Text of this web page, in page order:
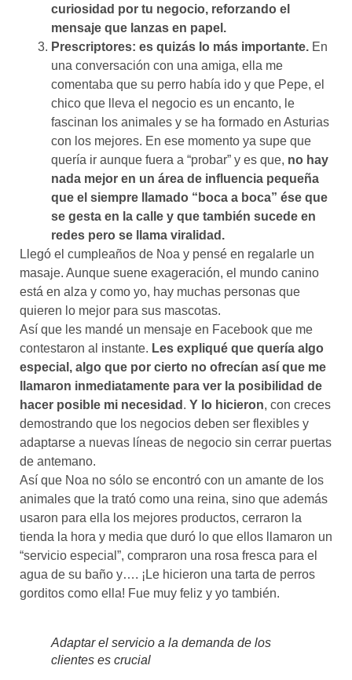
curiosidad por tu negocio, reforzando el
mensaje que lanzas en papel.
Prescriptores: es quizás lo más importante. En
una conversación con una amiga, ella me
comentaba que su perro había ido y que Pepe, el
chico que lleva el negocio es un encanto, le
fascinan los animales y se ha formado en Asturias
con los mejores. En ese momento ya supe que
quería ir aunque fuera a “probar” y es que, no hay
nada mejor en un área de influencia pequeña
que el siempre llamado “boca a boca” ése que
se gesta en la calle y que también sucede en
redes pero se llama viralidad.
Llegó el cumpleaños de Noa y pensé en regalarle un
masaje. Aunque suene exageración, el mundo canino
está en alza y como yo, hay muchas personas que
quieren lo mejor para sus mascotas.
Así que les mandé un mensaje en Facebook que me
contestaron al instante. Les expliqué que quería algo
especial, algo que por cierto no ofrecían así que me
llamaron inmediatamente para ver la posibilidad de
hacer posible mi necesidad . Y lo hicieron, con creces
demostrando que los negocios deben ser flexibles y
adaptarse a nuevas líneas de negocio sin cerrar puertas
de antemano.
Así que Noa no sólo se encontró con un amante de los
animales que la trató como una reina, sino que además
usaron para ella los mejores productos, cerraron la
tienda la hora y media que duró lo que ellos llamaron un
“servicio especial”, compraron una rosa fresca para el
agua de su baño y…. ¡Le hicieron una tarta de perros
gorditos como ella! Fue muy feliz y yo también.
Adaptar el servicio a la demanda de los
clientes es crucial